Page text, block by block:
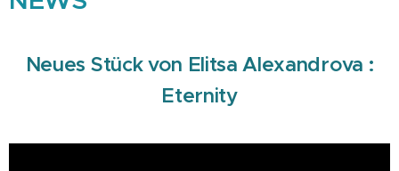
Neues Stück von Elitsa Alexandrova :
Eternity